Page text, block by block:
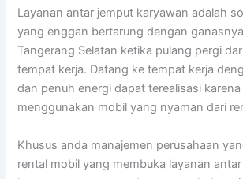
Layanan antar jemput karyawan adalah
yang enggan bertarung dengan
Tangerang Selatan ketika pulang pergi
tempat kerja. Datang ke tempat kerja
dan penuh energi dapat terealisasi karena
menggunakan mobil yang nyaman dari
Khusus anda manajemen perusahaan
rental mobil yang membuka layanan